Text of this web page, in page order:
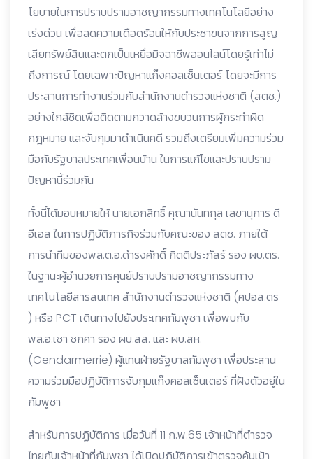
โยบายในการปราบปรามอาชญากรรมทางเทคโนโลยีอย่าง
เร่งด่วน เพื่อลดความเดือดร้อนให้กับประชาขนจากการสูญ
เสียทรัพย์สินและตกเป็นเหยื่อมิจฉาชีพออนไลน์โดยรู้เท่าไม่
ถึงการณ์ โดยเฉพาะปัญหาแก๊งคอลเซ็นเตอร์ โดยจะมีการ
ประสานการทำงานร่วมกับสำนักงานตำรวจแห่งชาติ (สตช.)
อย่างใกล้ชิดเพื่อติดตามกวาดล้างขบวนการผู้กระทำผิด
กฎหมาย และจับกุมมาดำเนินคดี รวมถึงเตรียมเพิ่มความร่วม
มือกับรัฐบาลประเทศเพื่อนบ้าน ในการแก้ไขและปราบปราม
ปัญหานี้ร่วมกัน
ทั้งนี้ได้มอบหมายให้ นายเอกสิทธิ์ คุณานันทกุล เลขานุการ ดี
อีเอส ในการปฏิบัติภารกิจร่วมกับคณะของ สตช. ภายใต้
การนำทีมของพล.ต.อ.ดำรงศักดิ์ กิตติประภัสร์ รอง ผบ.ตร.
ในฐานะผู้อำนวยการศูนย์ปราบปรามอาชญากรรมทาง
เทคโนโลยีสารสนเทศ สำนักงานตำรวจแห่งชาติ (ศปอส.ตร
) หรือ PCT เดินทางไปยังประเทศกัมพูชา เพื่อพบกับ
พล.อ.เซา ซกคา รอง ผบ.สส. และ ผบ.สห.
(Gendarmerrie) ผู้แทนฝ่ายรัฐบาลกัมพูชา เพื่อประสาน
ความร่วมมือปฏิบัติการจับกุมแก๊งคอลเซ็นเตอร์ ที่ฝังตัวอยู่ใน
กัมพูชา
สำหรับการปฏิบัติการ เมื่อวันที่ 11 ก.พ.65 เจ้าหน้าที่ตำรวจ
ไทยกับเจ้าหน้าที่กัมพูชา ได้เปิดปฏิบัติการเข้าตรวจค้นเป้า